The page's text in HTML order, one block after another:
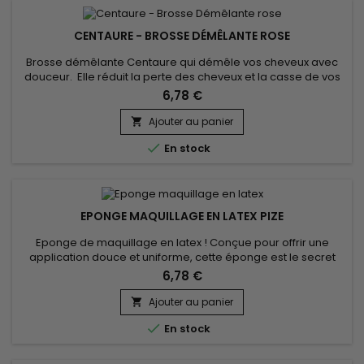
CENTAURE - BROSSE DÉMÊLANTE ROSE
Brosse démêlante Centaure qui démêle vos cheveux avec
douceur. Elle réduit la perte des cheveux et la casse de vos
pointes davantage qu’une brosse classique. Elle est équipée
de picots souples qui protègent vos cheveux lors du
démêlage afin de garantir un résultat soyeux et sain.
Convient à tous types de cheveux.
6,78 €
 Ajouter au panier
 En stock
EPONGE MAQUILLAGE EN LATEX PIZE
Eponge de maquillage en latex ! Conçue pour offrir une
application douce et uniforme, cette éponge est le secret
derrière chaque look impeccable.&nbsp;Texture Supérieure
fabriquée en latex de haute qualité, l’éponge possède une
texture douce et souple qui s'adapte parfaitement aux
contours de votre visage. Grâce à sa structure unique,
l'éponge distribue...
6,78 €
 Ajouter au panier
 En stock